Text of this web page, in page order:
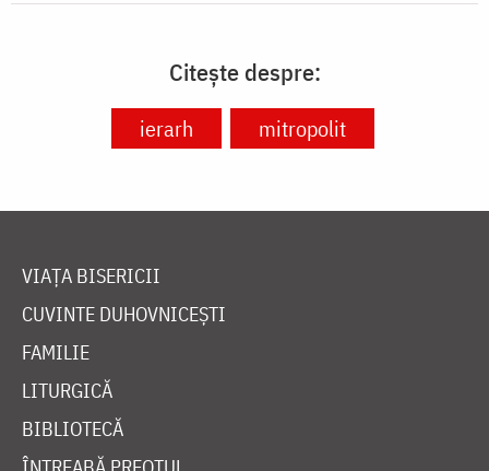
Citește despre:
ierarh mitropolit
VIAȚA BISERICII
CUVINTE DUHOVNICEȘTI
FAMILIE
LITURGICĂ
BIBLIOTECĂ